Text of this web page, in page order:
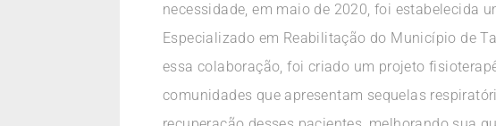
necessidade, em maio de 2020, foi estabelecida
Especializado em Reabilitação do Município de
essa colaboração, foi criado um projeto
comunidades que apresentam sequelas